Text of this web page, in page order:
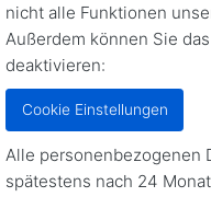
nicht alle Funktionen
Außerdem können Sie
deaktivieren:
Cookie Einstellungen
Alle personenbezogenen
spätestens nach 24